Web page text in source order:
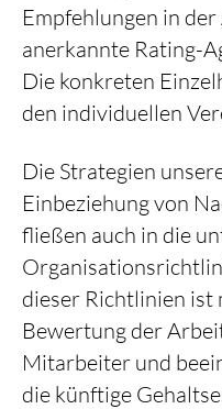
Empfehlungen in
anerkannte Rating-
Die konkreten
den individuellen
Die Strategien
Einbeziehung von
fließen auch in die
dieser Richtlinien ist
Bewertung der
Mitarbeiter und
die künftige